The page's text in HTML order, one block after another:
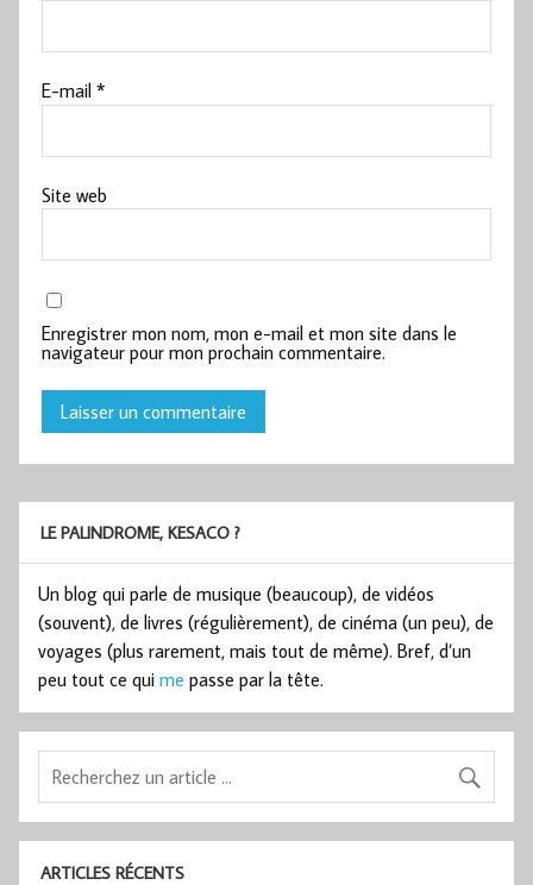
E-mail*
Site web
Enregistrer mon nom, mon e-mail et mon site dans le
navigateur pour mon prochain commentaire.
LE PALINDROME, KESACO ?
Un blog qui parle de musique (beaucoup), de vidéos
(souvent), de livres (régulièrement), de cinéma (un peu), de
voyages (plus rarement, mais tout de même). Bref, d’un
peu tout ce qui me passe par la tête.
ARTICLES RÉCENTS